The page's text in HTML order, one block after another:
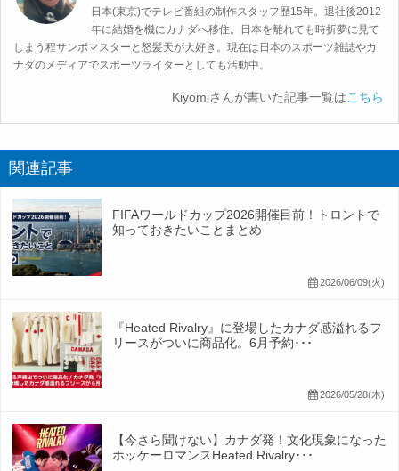
日本(東京)でテレビ番組の制作スタッフ歴15年。退社後2012
年に結婚を機にカナダへ移住。日本を離れても時折夢に見て
しまう程サンボマスターと怒髪天が大好き。現在は日本のスポーツ雑誌やカ
ナダのメディアでスポーツライターとしても活動中。
Kiyomiさんが書いた記事一覧はこちら
関連記事
FIFAワールドカップ2026開催目前！トロントで
知っておきたいことまとめ
2026/06/09(火)
『Heated Rivalry』に登場したカナダ感溢れるフ
リースがついに商品化。6月予約･･･
2026/05/28(木)
【今さら聞けない】カナダ発！文化現象になった
ホッケーロマンスHeated Rivalry･･･